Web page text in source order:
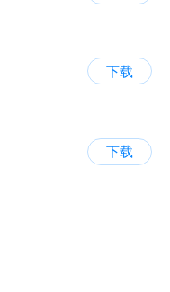
下载
下载